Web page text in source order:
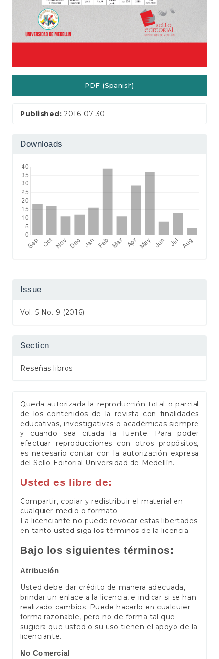
PDF (Spanish)
Published:2016-07-30
Downloads
Issue
Vol. 5 No. 9 (2016)
Section
Reseñas libros
Queda autorizada la reproducción total o parcial
de los contenidos de la revista con finalidades
educativas, investigativas o académicas siempre
y cuando sea citada la fuente. Para poder
efectuar reproducciones con otros propósitos,
es necesario contar con la autorización expresa
del Sello Editorial Universidad de Medellín.
Usted es libre de:
Compartir, copiar y redistribuir el material en
cualquier medio o formato
La licenciante no puede revocar estas libertades
en tanto usted siga los términos de la licencia
Bajo los siguientes términos:
Atribución
Usted debe dar crédito de manera adecuada,
brindar un enlace a la licencia, e indicar si se han
realizado cambios. Puede hacerlo en cualquier
forma razonable, pero no de forma tal que
sugiera que usted o su uso tienen el apoyo de la
licenciante.
No Comercial